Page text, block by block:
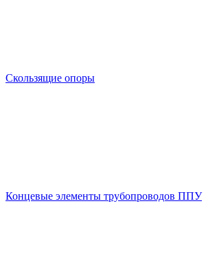
Скользящие опоры
Концевые элементы трубопроводов ППУ